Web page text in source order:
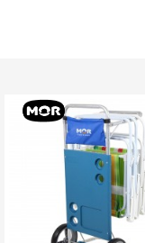
TEXTTRANSPARENTE